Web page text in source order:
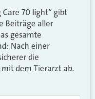
70 light“ gibt
Beiträge aller
gesamte
Nach einer
die
dem Tierarzt ab.